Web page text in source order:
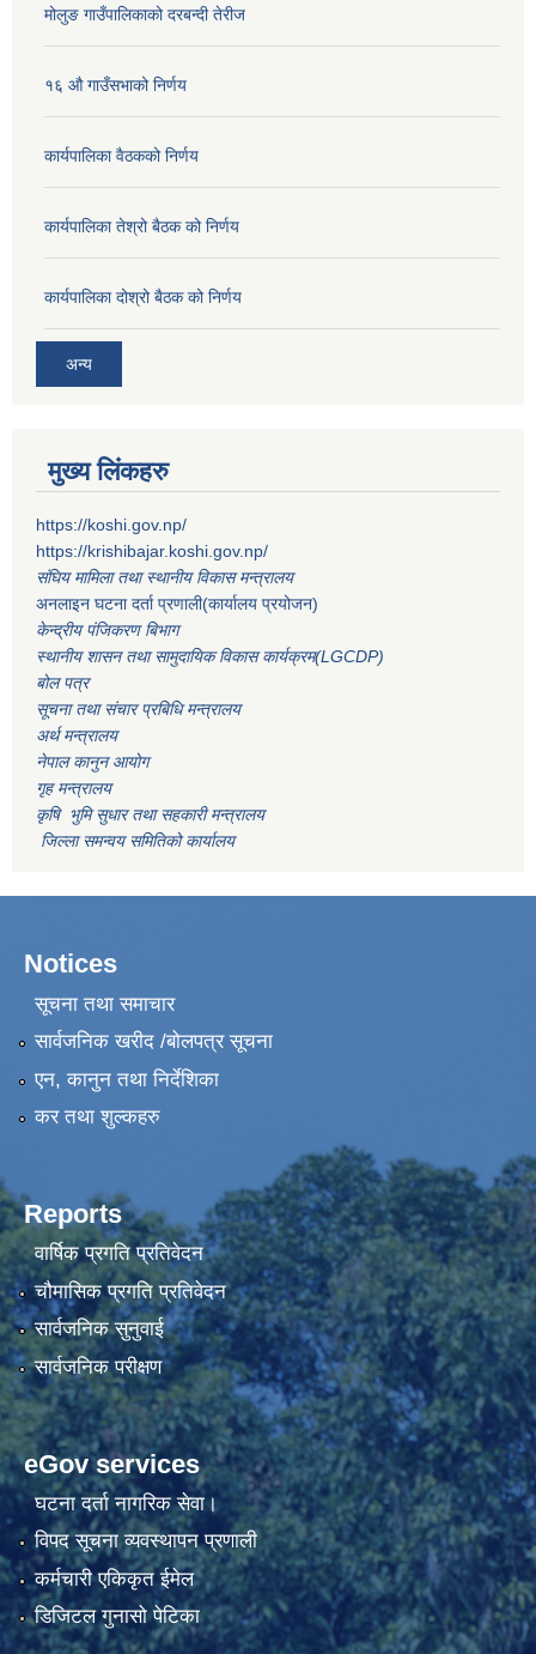
मोलुङ गाउँपालिकाको दरबन्दी तेरीज
१६ औ गाउँसभाको निर्णय
कार्यपालिका वैठकको निर्णय
कार्यपालिका तेश्रो बैठक को निर्णय
कार्यपालिका दोश्रो बैठक को निर्णय
अन्य
मुख्य लिंकहरु
https://koshi.gov.np/
https://krishibajar.koshi.gov.np/
संघिय मामिला तथा स्थानीय विकास मन्त्रालय
अनलाइन घटना दर्ता प्रणाली(कार्यालय प्रयोजन)
केन्द्रीय पंजिकरण बिभाग
स्थानीय शासन तथा सामुदायिक विकास कार्यक्रम(LGCDP)
बोल पत्र
सूचना तथा संचार प्रबिधि मन्त्रालय
अर्थ मन्त्रालय
नेपाल कानुन आयोग
गृह मन्त्रालय
कृषि भुमि सुधार तथा सहकारी मन्त्रालय
जिल्ला समन्वय समितिको कार्यालय
Notices
सूचना तथा समाचार
सार्वजनिक खरीद /बोलपत्र सूचना
एन, कानुन तथा निर्देशिका
कर तथा शुल्कहरु
Reports
वार्षिक प्रगति प्रतिवेदन
चौमासिक प्रगति प्रतिवेदन
सार्वजनिक सुनुवाई
सार्वजनिक परीक्षण
eGov services
घटना दर्ता नागरिक सेवा।
विपद सूचना व्यवस्थापन प्रणाली
कर्मचारी एकिकृत ईमेल
डिजिटल गुनासो पेटिका